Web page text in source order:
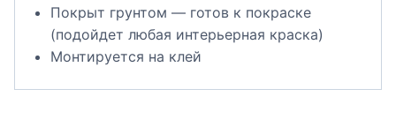
Покрыт грунтом — готов к покраске
(подойдет любая интерьерная краска)
Монтируется на клей